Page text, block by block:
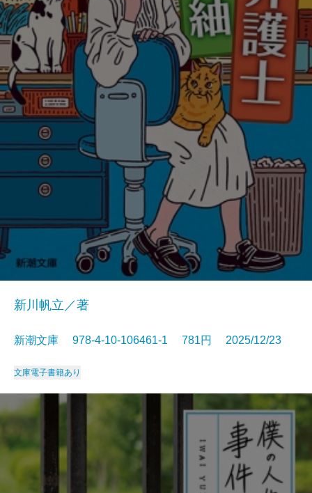
新川帆立／著
新潮文庫 978-4-10-106461-1 781円 2025/12/23
文庫電子書籍あり